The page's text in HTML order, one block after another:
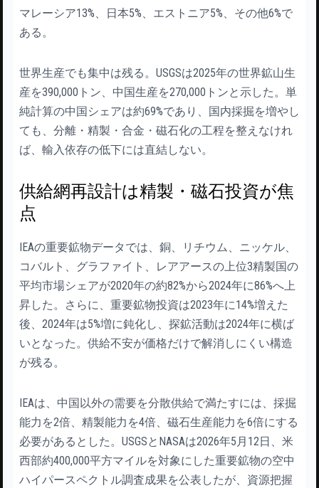
マレーシア13%、日本5%、エストニア5%、その他6%で
ある。
世界生産でも集中は残る。USGSは2025年の世界鉱山生
産を390,000トン、中国生産を270,000トンと示した。単
純計算の中国シェアは約69%であり、国内採掘を増やし
ても、分離・精製・合金・磁石化の工程を整えなけれ
ば、輸入依存の低下には直結しない。
供給網再設計は精製・磁石投資が焦
点
IEAの重要鉱物データでは、銅、リチウム、ニッケル、
コバルト、グラファイト、レアアースの上位3精製国の
平均市場シェアが2020年の約82%から2024年に86%へ上
昇した。さらに、重要鉱物投資は2023年に14%増えた
後、2024年は5%増に鈍化し、探鉱活動は2024年に横ば
いとなった。供給不安が価格だけで解消しにくい構造
が残る。
IEAは、中国以外の需要を分散供給で満たすには、採掘
能力を2倍、精製能力を4倍、磁石生産能力を6倍にする
必要があるとした。USGSとNASAは2026年5月12日、米
西部約400,000平方マイルを対象にした重要鉱物の空中
ハイパースペクトル調査成果を公表したが、資源把握